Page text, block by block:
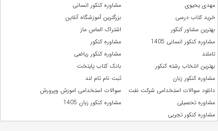
مهدی یحیوی
مشاوره کنکور انسانی
خرید کتاب درسی
بزرگترین آموزشگاه آنلاین
بهترین مشاور کنکور
اشتراک الماس ماز
مشاوره کنکور انسانی 1405
مشاوره کنکور
تاملند
مشاوره کنکور ریاضی
بهترین انتخاب رشته کنکور
بانک کتاب پایتخت
مشاوره کنکور زبان
ثبت نام تام لند
دانلود سوالات استخدامی شرکت نفت
سوالات استخدامی اموزش وپرورش
مشاوره تحصیلی
مشاوره کنکور زبان 1405
مشاوره کنکور تجربی